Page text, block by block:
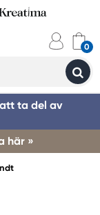
ta del av
här »